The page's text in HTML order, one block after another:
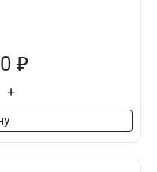
₽
+